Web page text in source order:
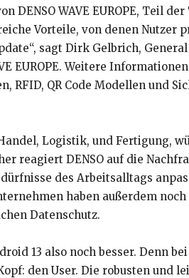
DENSO WAVE EUROPE, Teil
Vorteile, von denen Nutzer
sagt Dirk Gelbrich,
EUROPE. Weitere
RFID, QR Code Modellen und
Logistik, und Fertigung,
reagiert DENSO auf die
des Arbeitsalltags
haben außerdem
Datenschutz.
13 also noch besser. Denn
den User. Die robusten und